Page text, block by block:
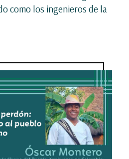
como los ingenieros de la